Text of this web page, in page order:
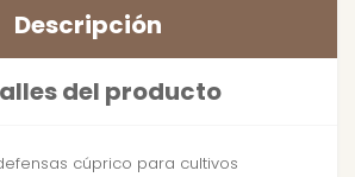
Descripción
del producto
cúprico para cultivos